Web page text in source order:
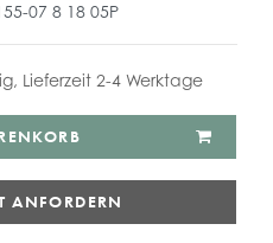
07 8 18 05P
Lieferzeit 2-4 Werktage
ANFORDERN